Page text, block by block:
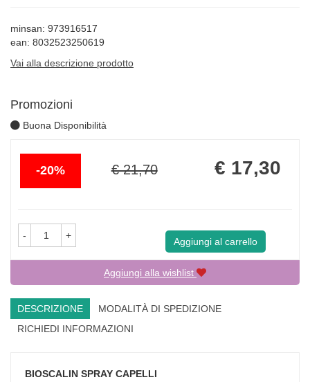
minsan: 973916517
ean: 8032523250619
Vai alla descrizione prodotto
Promozioni
Buona Disponibilità
20% € 21,70
Prezzo
scontato
€ 17,30
- +
Aggiungi al carrello
Aggiungi alla wishlist
DESCRIZIONE
MODALITÀ DI SPEDIZIONE
RICHIEDI INFORMAZIONI
BIOSCALIN SPRAY CAPELLI